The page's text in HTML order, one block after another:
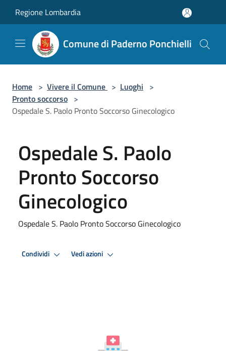
Regione Lombardia
Comune di Paderno Ponchielli
Home > Vivere il Comune > Luoghi >
Pronto soccorso >
Ospedale S. Paolo Pronto Soccorso Ginecologico
Ospedale S. Paolo
Pronto Soccorso
Ginecologico
Ospedale S. Paolo Pronto Soccorso Ginecologico
Condividi Vedi azioni